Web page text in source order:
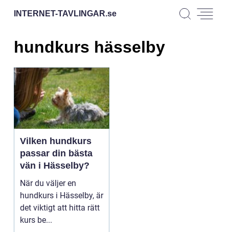
INTERNET-TAVLINGAR.se
hundkurs hässelby
Vilken hundkurs
passar din bästa
vän i Hässelby?
När du väljer en
hundkurs i Hässelby, är
det viktigt att hitta rätt
kurs be...